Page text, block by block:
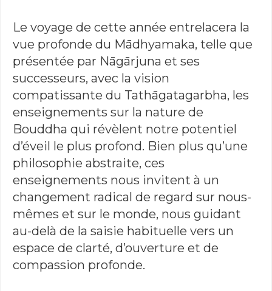
Le voyage de cette année entrelacera la
vue profonde du Mādhyamaka, telle que
présentée par Nāgārjuna et ses
successeurs, avec la vision
compatissante du Tathāgatagarbha, les
enseignements sur la nature de
Bouddha qui révèlent notre potentiel
d’éveil le plus profond. Bien plus qu’une
philosophie abstraite, ces
enseignements nous invitent à un
changement radical de regard sur nous-
mêmes et sur le monde, nous guidant
au-delà de la saisie habituelle vers un
espace de clarté, d’ouverture et de
compassion profonde.